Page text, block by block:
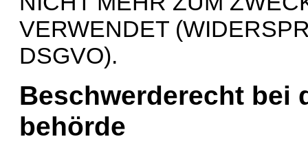
VERWENDET
DSGVO).
Beschwerde­recht
behörde